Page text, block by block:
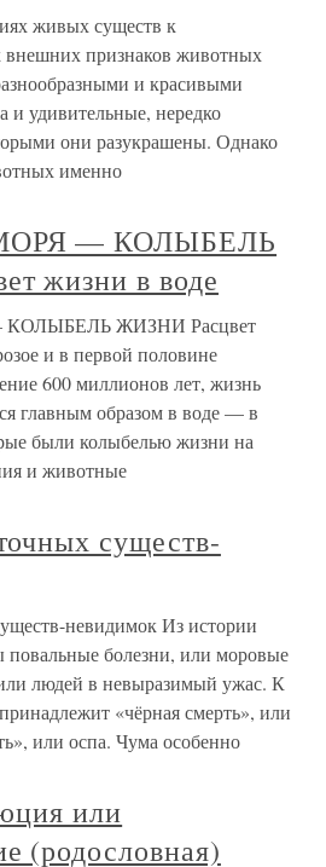
живых существ к
признаков животных
и красивыми
и удивительные, нередко
они разукрашены. Однако
именно
— КОЛЫБЕЛЬ
жизни в воде
ЖИЗНИ Расцвет
и в первой половине
600 миллионов лет, жизнь
главным образом в воде — в
были колыбелью жизни на
и животные
существ-
невидимок Из истории
повальные болезни, или моровые
людей в невыразимый ужас. К
«чёрная смерть», или
или оспа. Чума особенно
или
(родословная)